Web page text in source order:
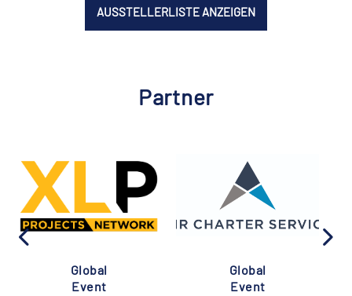
AUSSTELLERLISTE ANZEIGEN
Partner
Global
Event
Global
Event